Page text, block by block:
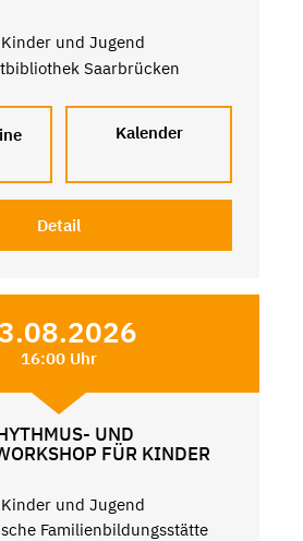
Kinder und Jugend
Saarbrücken
Kalender
Detail
16:00 Uhr
UND
FÜR KINDER
Kinder und Jugend
Familienbildungsstätte